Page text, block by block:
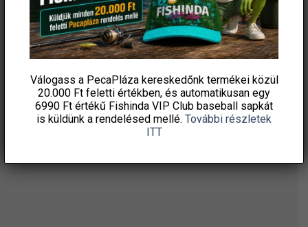
HÍRLEVELÜNKRE!
Válogass a PecaPláza kereskedőnk termékei közül
20.000 Ft feletti értékben, és automatikusan egy
6990 Ft értékű Fishinda VIP Club baseball sapkát
is küldünk a rendelésed mellé. További részletek
ITT